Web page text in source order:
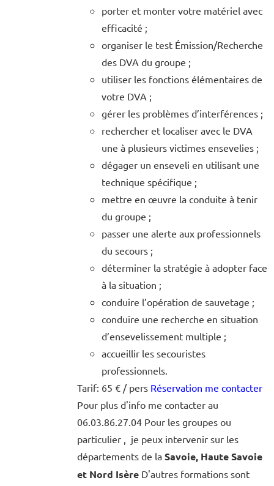
porter et monter votre matériel avec
efficacité ;
organiser le test Émission/Recherche
des DVA du groupe ;
utiliser les fonctions élémentaires de
votre DVA ;
gérer les problèmes d’interférences ;
rechercher et localiser avec le DVA
une à plusieurs victimes ensevelies ;
dégager un enseveli en utilisant une
technique spécifique ;
mettre en œuvre la conduite à tenir
du groupe ;
passer une alerte aux professionnels
du secours ;
déterminer la stratégie à adopter face
à la situation ;
conduire l’opération de sauvetage ;
conduire une recherche en situation
d’ensevelissement multiple ;
accueillir les secouristes
professionnels.
Tarif: 65 € / pers Réservation me contacter
Pour plus d'info me contacter au
06.03.86.27.04 Pour les groupes ou
particulier , je peux intervenir sur les
départements de la Savoie, Haute Savoie
et Nord IsèreD'autres formations sont